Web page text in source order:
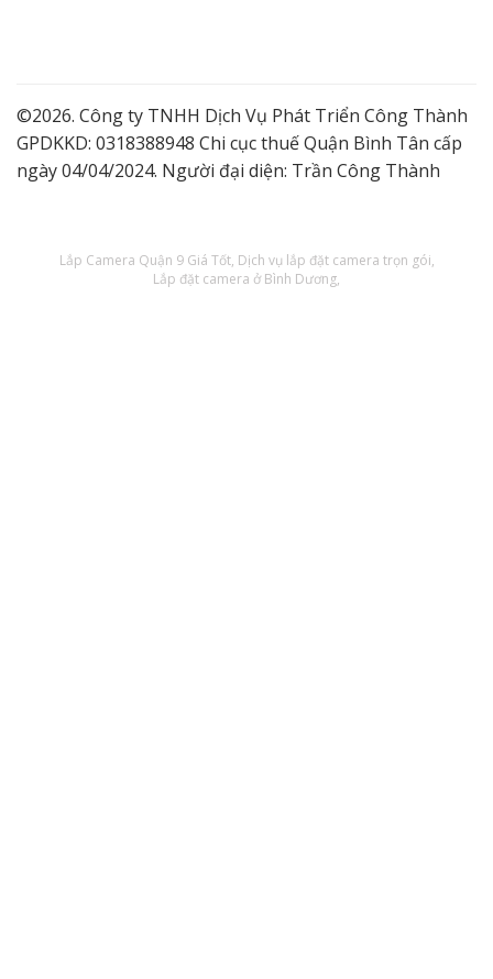
©2026. Công ty TNHH Dịch Vụ Phát Triển Công Thành
GPDKKD: 0318388948 Chi cục thuế Quận Bình Tân cấp
ngày 04/04/2024. Người đại diện: Trần Công Thành
Lắp Camera Quận 9 Giá Tốt Dịch vụ lắp đặt camera trọn gói
Lắp đặt camera ở Bình Dương